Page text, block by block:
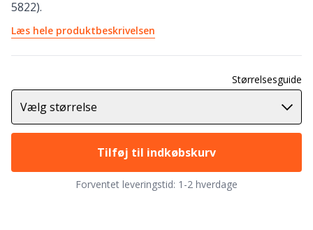
5822).
Læs hele produktbeskrivelsen
Størrelsesguide
Vælg størrelse
Tilføj til indkøbskurv
Forventet leveringstid: 1-2 hverdage